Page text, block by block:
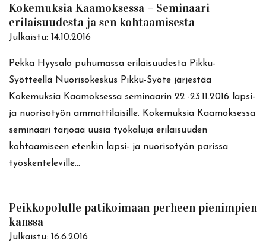
Kokemuksia Kaamoksessa – Seminaari
erilaisuudesta ja sen kohtaamisesta
Julkaistu: 14.10.2016
Pekka Hyysalo puhumassa erilaisuudesta Pikku-
Syötteellä Nuorisokeskus Pikku-Syöte järjestää
Kokemuksia Kaamoksessa seminaarin 22.-23.11.2016 lapsi-
ja nuorisotyön ammattilaisille. Kokemuksia Kaamoksessa
seminaari tarjoaa uusia työkaluja erilaisuuden
kohtaamiseen etenkin lapsi- ja nuorisotyön parissa
työskenteleville…
Peikkopolulle patikoimaan perheen pienimpien
kanssa
Julkaistu: 16.6.2016